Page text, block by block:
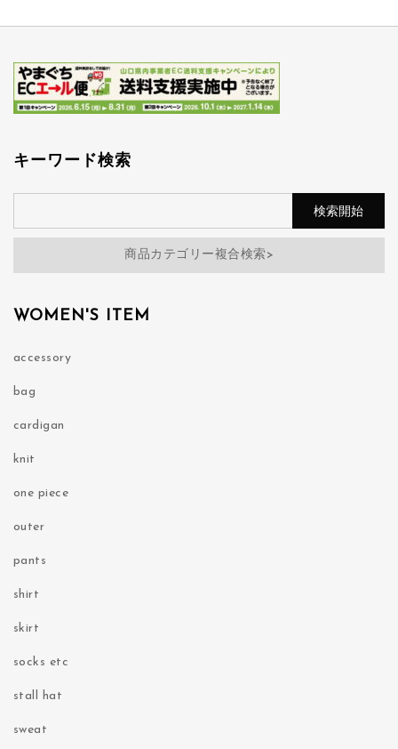
キーワード検索
商品カテゴリー複合検索>
WOMEN'S ITEM
accessory
bag
cardigan
knit
one piece
outer
pants
shirt
skirt
socks etc
stall hat
sweat